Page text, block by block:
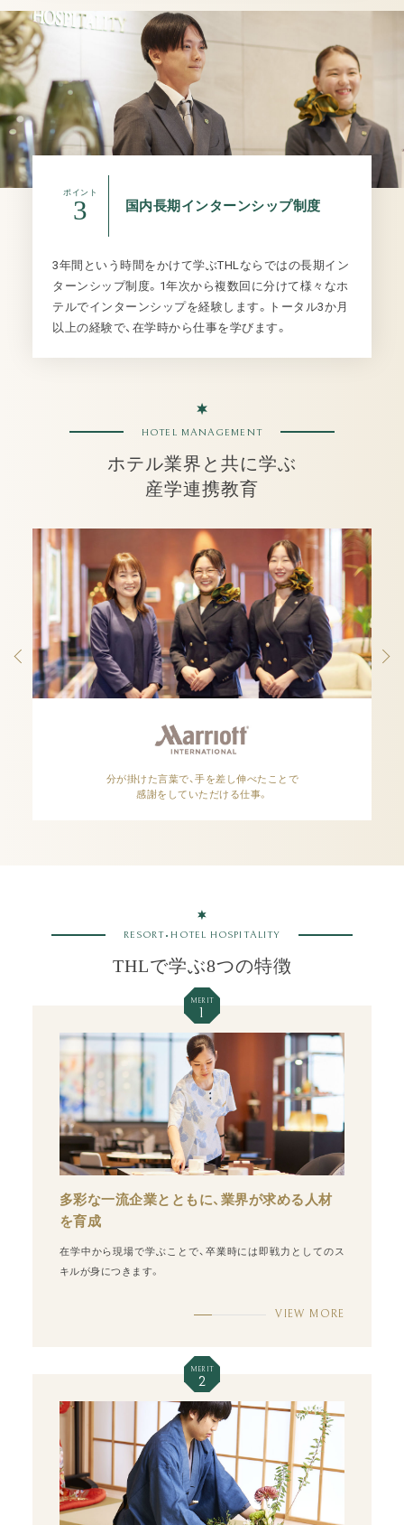
ポイント
3 国内長期インターンシップ制度
3年間という時間をかけて学ぶTHLならではの長期イン
ターンシップ制度。1年次から複数回に分けて様々なホ
テルでインターンシップを経験します。トータル3か月
以上の経験で、在学時から仕事を学びます。
HOTEL MANAGEMENT
ホテル業界と共に学ぶ
産学連携教育
NEXT
分が掛けた言葉で、手を差し伸べたことで
感謝をしていただける仕事。
RESORT•HOTEL HOSPITALITY
THLで学ぶ8つの特徴
MERIT
1
多彩な一流企業とともに、業界が求める人材
を育成
在学中から現場で学ぶことで、卒業時には即戦力としてのス
キルが身につきます。
VIEW MORE
MERIT
2